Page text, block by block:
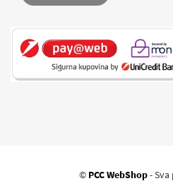
© PCC WebShop- Sva